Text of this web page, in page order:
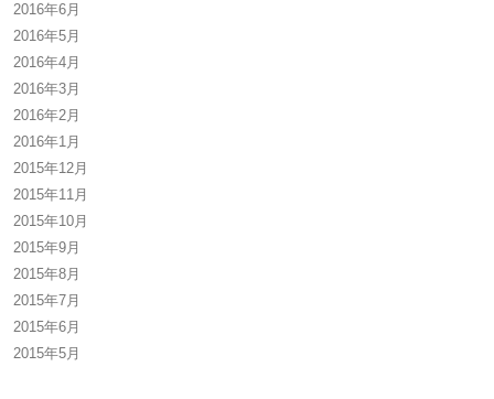
2016年6月
2016年5月
2016年4月
2016年3月
2016年2月
2016年1月
2015年12月
2015年11月
2015年10月
2015年9月
2015年8月
2015年7月
2015年6月
2015年5月